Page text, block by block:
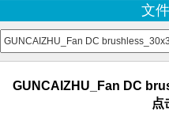
文
GUNCAIZHU_Fan DC
点